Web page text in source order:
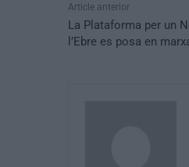
Article anterior
La Plataforma per un
l’Ebre es posa en